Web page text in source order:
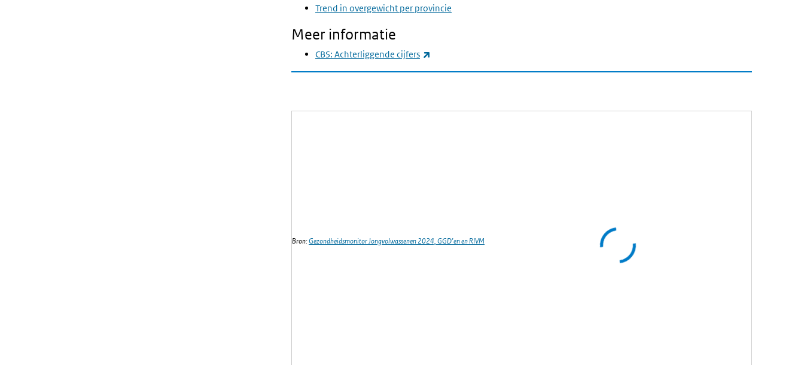
Trend in overgewicht per provincie
Meer informatie
CBS: Achterliggende cijfers
Bron:Gezondheidsmonitor Jongvolwassenen 2024, GGD’en en RIVM